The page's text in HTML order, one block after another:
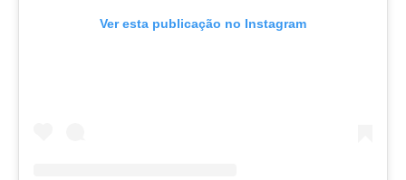
Ver esta publicação no Instagram